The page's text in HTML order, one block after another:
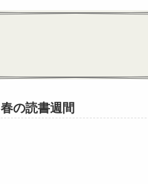
春の読書週間